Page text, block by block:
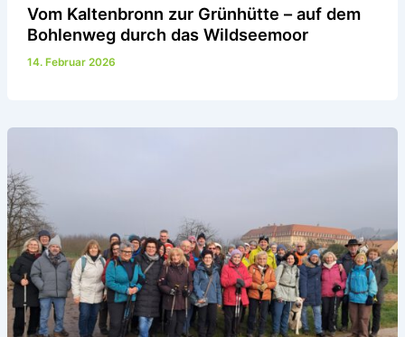
Vom Kaltenbronn zur Grünhütte – auf dem
Bohlenweg durch das Wildseemoor
14. Februar 2026